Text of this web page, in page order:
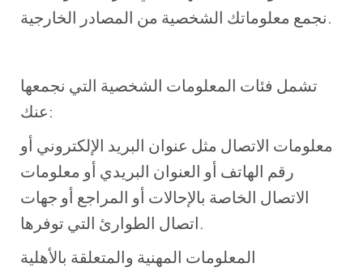
نجمع معلوماتك الشخصية من المصادر الخارجية.
تشمل فئات المعلومات الشخصية التي نجمعها
عنك:
معلومات الاتصال مثل عنوان البريد الإلكتروني أو
رقم الهاتف أو العنوان البريدي أو معلومات
الاتصال الخاصة بالإحالات أو المراجع أو جهات
اتصال الطوارئ التي توفرها.
المعلومات المهنية والمتعلقة بالأهلية